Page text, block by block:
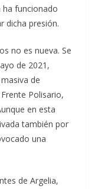
ha funcionado
dicha presión.
no es nueva. Se
de 2021,
de
Polisario,
en esta
también por
una
de Argelia,